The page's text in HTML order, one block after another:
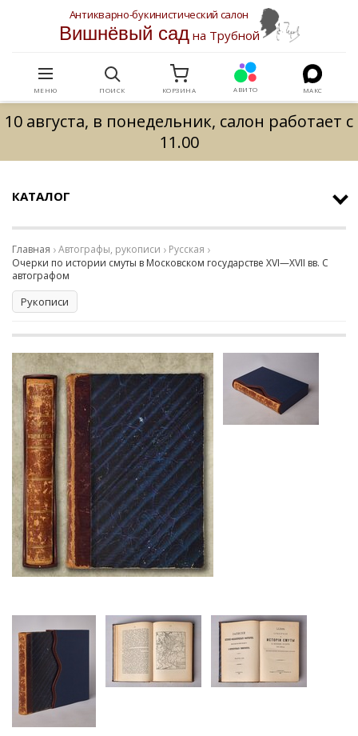
Антикварно-букинистический салон
Вишнёвый садна Трубной
МЕНЮ ПОИСК КОРЗИНА АВИТО МАКС
10 августа, в понедельник, салон работает с
11.00
КАТАЛОГ
Главная Автографы, рукописи
Русская
Очерки по истории смуты в Московском государстве XVI—XVII вв. С
автографом
Рукописи